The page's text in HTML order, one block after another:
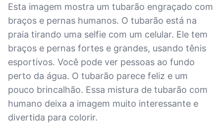
Esta imagem mostra um tubarão engraçado com
braços e pernas humanos. O tubarão está na
praia tirando uma selfie com um celular. Ele tem
braços e pernas fortes e grandes, usando tênis
esportivos. Você pode ver pessoas ao fundo
perto da água. O tubarão parece feliz e um
pouco brincalhão. Essa mistura de tubarão com
humano deixa a imagem muito interessante e
divertida para colorir.